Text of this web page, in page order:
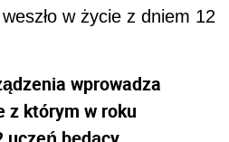
w życie z dniem 12
wprowadza
z którym w roku